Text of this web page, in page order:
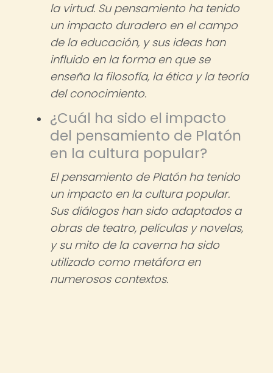
la virtud. Su pensamiento ha tenido
un impacto duradero en el campo
de la educación, y sus ideas han
influido en la forma en que se
enseña la filosofía, la ética y la teoría
del conocimiento.
¿Cuál ha sido el impacto
del pensamiento de Platón
en la cultura popular?
El pensamiento de Platón ha tenido
un impacto en la cultura popular.
Sus diálogos han sido adaptados a
obras de teatro, películas y novelas,
y su mito de la caverna ha sido
utilizado como metáfora en
numerosos contextos.